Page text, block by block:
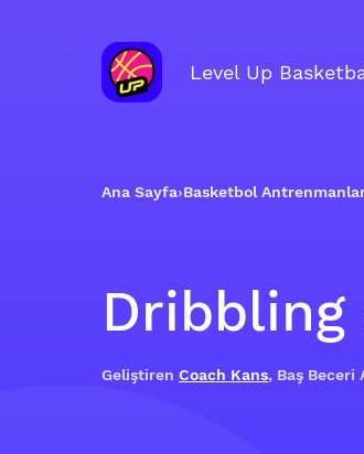
Level Up
Ana Sayfa›Basketbol
Dribbling
Geliştiren Coach Kans, Baş Beceri